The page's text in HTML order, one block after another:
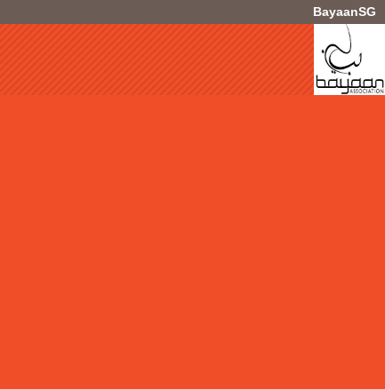
BayaanSG